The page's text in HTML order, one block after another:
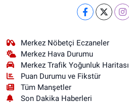
Merkez Nöbetçi Eczaneler
Merkez Hava Durumu
Merkez Trafik Yoğunluk Haritası
Puan Durumu ve Fikstür
Tüm Manşetler
Son Dakika Haberleri